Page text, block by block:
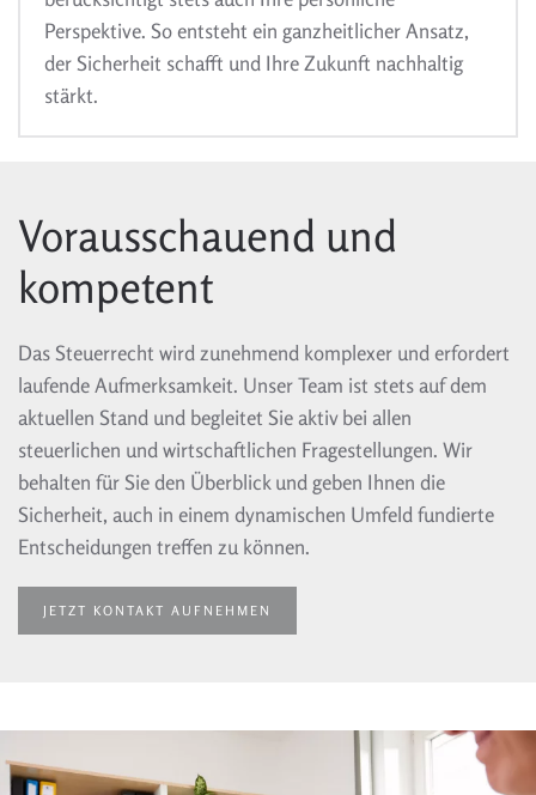
Perspektive. So entsteht ein ganzheitlicher Ansatz,
der Sicherheit schafft und Ihre Zukunft nachhaltig
stärkt.
Vorausschauend und
kompetent
Das Steuerrecht wird zunehmend komplexer und erfordert
laufende Aufmerksamkeit. Unser Team ist stets auf dem
aktuellen Stand und begleitet Sie aktiv bei allen
steuerlichen und wirtschaftlichen Fragestellungen. Wir
behalten für Sie den Überblick und geben Ihnen die
Sicherheit, auch in einem dynamischen Umfeld fundierte
Entscheidungen treffen zu können.
JETZT KONTAKT AUFNEHMEN